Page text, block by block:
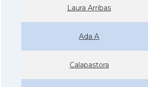
Laura Arribas
Ada A
Calapastora